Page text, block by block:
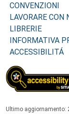
CONVENZIONI
LAVORARE CON
LIBRERIE
INFORMATIVA
ACCESSIBILITÁ
Ultimo aggiornamento: